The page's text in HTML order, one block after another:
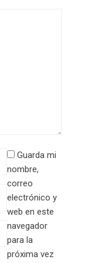
Guarda mi
nombre,
correo
electrónico y
web en este
navegador
para la
próxima vez